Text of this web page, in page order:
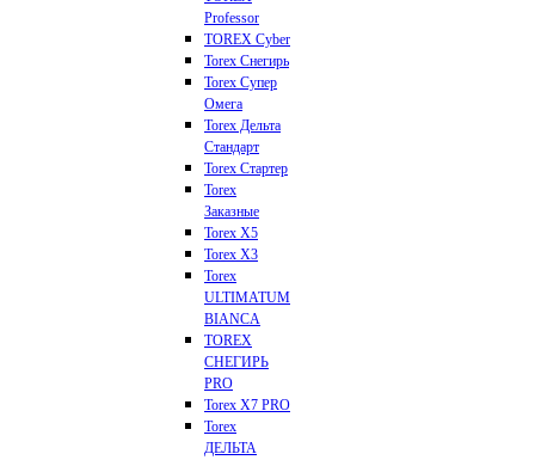
Professor
TOREX Cyber
Torex Снегирь
Torex Супер
Омега
Torex Дельта
Стандарт
Torex Стартер
Torex
Заказные
Torex Х5
Torex Х3
Torex
ULTIMATUM
BIANCA
TOREX
СНЕГИРЬ
PRO
Torex X7 PRO
Torex
ДЕЛЬТА